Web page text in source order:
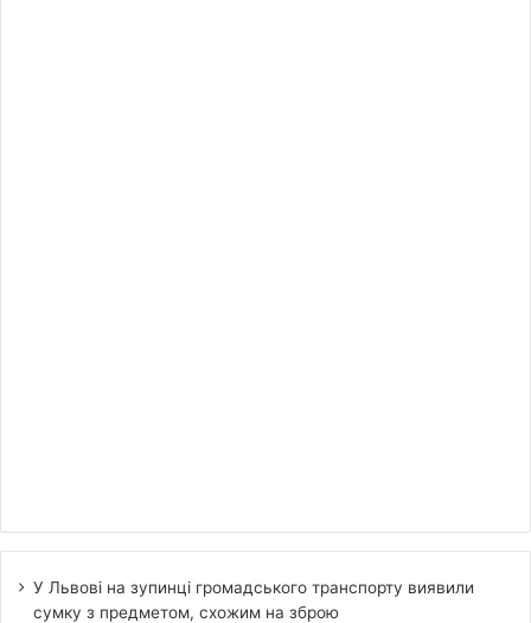
У Львові на зупинці громадського транспорту виявили
сумку з предметом, схожим на зброю